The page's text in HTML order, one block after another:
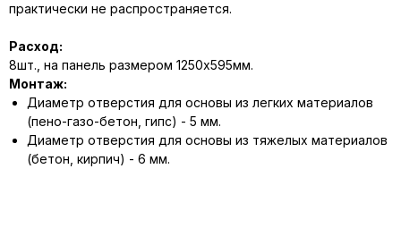
практически не распространяется.
Расход:
8шт., на панель размером 1250х595мм.
Монтаж:
Диаметр отверстия для основы из легких материалов
(пено-газо-бетон, гипс) - 5 мм.
Диаметр отверстия для основы из тяжелых материалов
(бетон, кирпич) - 6 мм.